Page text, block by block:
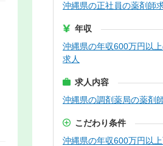
沖縄県の正社員の薬剤師
年収
沖縄県の年収600万円以
求人
求人内容
沖縄県の調剤薬局の薬剤
こだわり条件
沖縄県の年収600万円以